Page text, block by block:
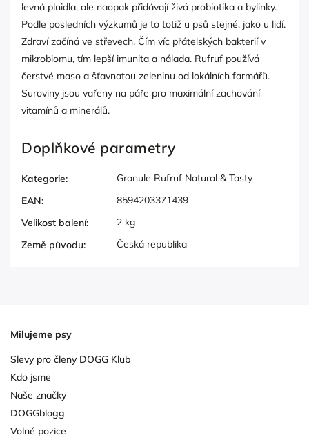
levná plnidla, ale naopak přidávají živá probiotika a bylinky.
Podle posledních výzkumů je to totiž u psů stejné, jako u lidí.
Zdraví začíná ve střevech. Čím víc přátelských bakterií v
mikrobiomu, tím lepší imunita a nálada. Rufruf používá
čerstvé maso a šťavnatou zeleninu od lokálních farmářů.
Suroviny jsou vařeny na páře pro maximální zachování
vitamínů a minerálů.
Doplňkové parametry
Kategorie:
Granule Rufruf Natural & Tasty
EAN:
8594203371439
Velikost balení:
2 kg
Země původu: Česká republika
Milujeme psy
Slevy pro členy DOGG Klub
Kdo jsme
Naše značky
DOGGblogg
Volné pozice